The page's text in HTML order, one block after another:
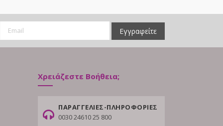
Εγγραφείτε
Χρειάζεστε Βοήθεια;
ΠΑΡΑΓΓΕΛΙΕΣ-ΠΛΗΡΟΦΟΡΙΕΣ
0030 24610 25 800